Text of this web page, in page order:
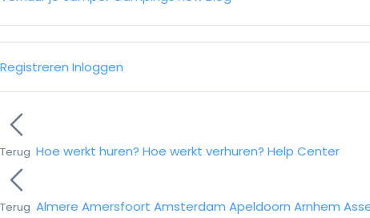
Registreren Inloggen
Terug Hoe werkt huren? Hoe werkt verhuren? Help Center
Terug Almere Amersfoort Amsterdam Apeldoorn Arnhem